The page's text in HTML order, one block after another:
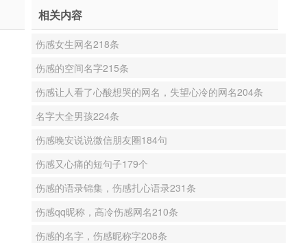
相关内容
伤感女生网名218条
伤感的空间名字215条
伤感让人看了心酸想哭的网名，失望心冷的网名204条
名字大全男孩224条
伤感晚安说说微信朋友圈184句
伤感又心痛的短句子179个
伤感的语录锦集，伤感扎心语录231条
伤感qq昵称，高冷伤感网名210条
伤感的名字，伤感昵称字208条